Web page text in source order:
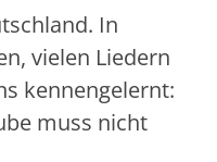
In
vielen Liedern
kennengelernt:
muss nicht